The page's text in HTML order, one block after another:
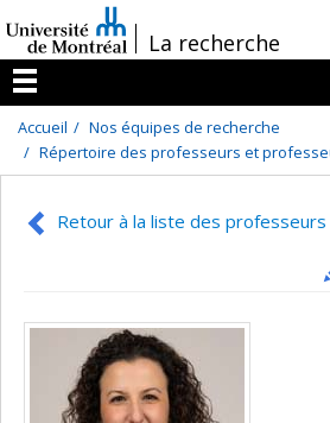
au
contenu
/La recherche
Menu
Accueil
Nos équipes de recherche
Répertoire des professeurs et
Retour à la liste des professeurs